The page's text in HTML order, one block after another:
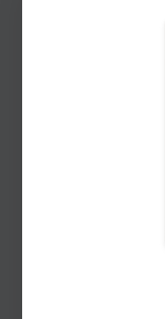
Stearns
para uma
ferramentas
desenvolver
consigo
autocuidado,